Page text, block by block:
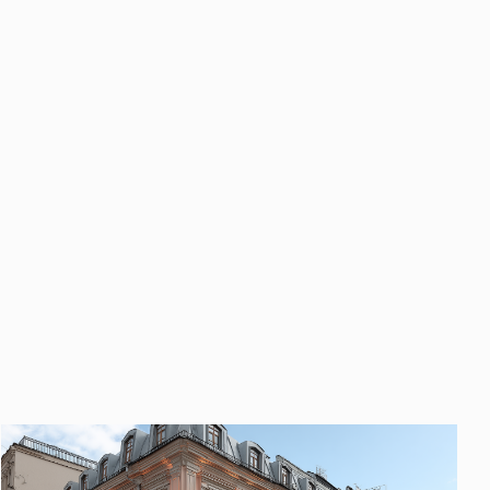
«Отправить», вы даете свое
и использование ваших
свое согласие